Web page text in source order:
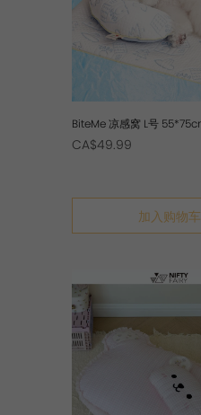
BiteMe 凉感窝 L号
天降温清凉冰睡垫子
CA$49.99
加入购物车